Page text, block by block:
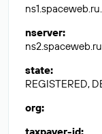
ns1.spaceweb.ru.
nserver:
state:
REGISTERED,
org: